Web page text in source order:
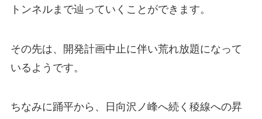
トンネルまで辿っていくことができます。
その先は、開発計画中止に伴い荒れ放題になって
いるようです。
ちなみに踊平から、日向沢ノ峰へ続く稜線への昇